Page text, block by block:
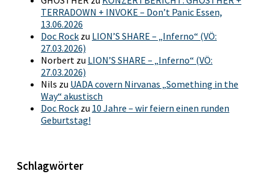
TERRADOWN + INVOKE – Don’t Panic Essen,
13.06.2026
Doc Rock zu LION’S SHARE – „Inferno“ (VÖ:
27.03.2026)
Norbert zu LION’S SHARE – „Inferno“ (VÖ:
27.03.2026)
Nils zu UADA covern Nirvanas „Something in the
Way“ akustisch
Doc Rock zu 10 Jahre – wir feiern einen runden
Geburtstag!
Schlagwörter